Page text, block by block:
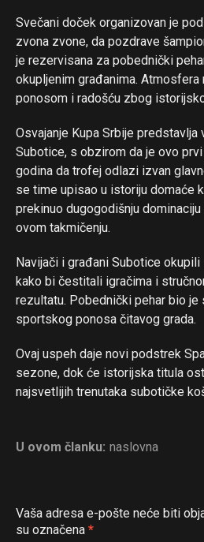
Svečani doček organizovan je
zvona zvone, da pozdrave
je rezervisana za pobednički
okupljenim građanima. Atmosfera
ponosom i radošću zbog
Osvajanje Kupa Srbije
Subotice, s obzirom da je ovo
godina da trofej odlazi izvan
se time upisao u istoriju domaće
prekinuo dugogodišnju
ovom takmičenju.
Navijači i građani Subotice
kako bi čestitali igračima i
rezultatu. Pobednički pehar bio
sportskog ponosa čitavog grada.
Ovaj uspeh daje novi podstrek
sezone, dok će istorijska titula
najsvetlijih trenutaka subotičke
U ovom članku: naslovna
Vaša adresa e-pošte neće biti
su označena *